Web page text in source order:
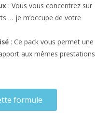
: Vous vous concentrez sur
… je m’occupe de votre
: Ce pack vous permet une
aux mêmes prestations
formule